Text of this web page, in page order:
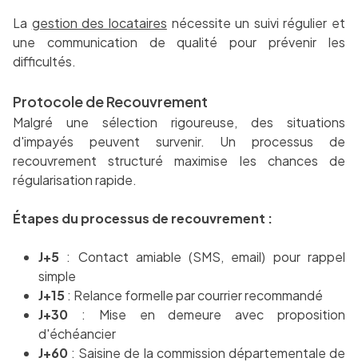
La gestion des locataires nécessite un suivi régulier et
une communication de qualité pour prévenir les
difficultés.
Protocole de Recouvrement
Malgré une sélection rigoureuse, des situations
d'impayés peuvent survenir. Un processus de
recouvrement structuré maximise les chances de
régularisation rapide.
Étapes du processus de recouvrement :
J+5 : Contact amiable (SMS, email) pour rappel
simple
J+15 : Relance formelle par courrier recommandé
J+30 : Mise en demeure avec proposition
d'échéancier
J+60 : Saisine de la commission départementale de